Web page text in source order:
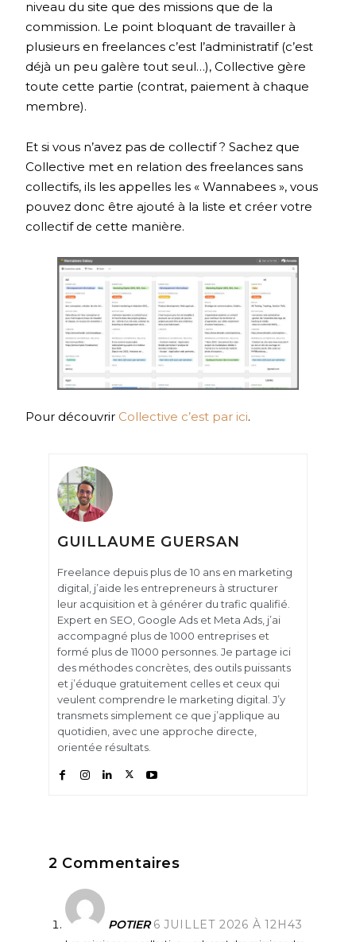
niveau du site que des missions que de la
commission. Le point bloquant de travailler à
plusieurs en freelances c’est l’administratif (c’est
déjà un peu galère tout seul…), Collective gère
toute cette partie (contrat, paiement à chaque
membre).
Et si vous n’avez pas de collectif ? Sachez que
Collective met en relation des freelances sans
collectifs, ils les appelles les « Wannabees », vous
pouvez donc être ajouté à la liste et créer votre
collectif de cette manière.
Pour découvrir Collective c’est par ici.
GUILLAUME GUERSAN
Freelance depuis plus de 10 ans en marketing
digital, j’aide les entrepreneurs à structurer
leur acquisition et à générer du trafic qualifié.
Expert en SEO, Google Ads et Meta Ads, j’ai
accompagné plus de 1000 entreprises et
formé plus de 11000 personnes. Je partage ici
des méthodes concrètes, des outils puissants
et j’éduque gratuitement celles et ceux qui
veulent comprendre le marketing digital. J’y
transmets simplement ce que j’applique au
quotidien, avec une approche directe,
orientée résultats.
2 Commentaires
POTIER 6 JUILLET 2026 À 12H43